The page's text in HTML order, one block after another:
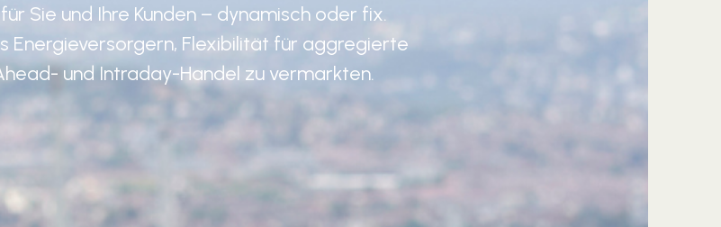
Sie und Ihre Kunden – dynamisch oder fix.
Energieversorgern, Flexibilität für aggregierte
und Intraday-Handel zu vermarkten.